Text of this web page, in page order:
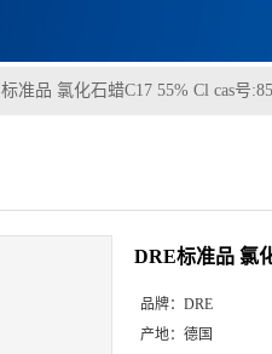
准品 氯化石蜡C17 55% Cl cas号
DRE标准品 氯
品牌： DRE
产地： 德国